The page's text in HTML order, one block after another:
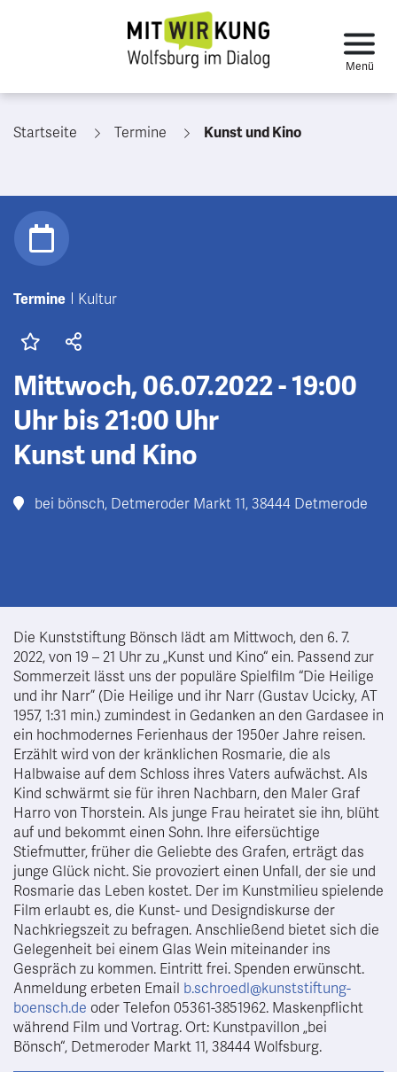
Startseite Termine Kunst und Kino
Termine Kultur
Mittwoch, 06.07.2022 - 19:00
Uhr bis 21:00 Uhr
Kunst und Kino
bei bönsch, Detmeroder Markt 11, 38444 Detmerode
Die Kunststiftung Bönsch lädt am Mittwoch, den 6. 7.
2022, von 19 – 21 Uhr zu „Kunst und Kino“ ein. Passend zur
Sommerzeit lässt uns der populäre Spielfilm “Die Heilige
und ihr Narr” (Die Heilige und ihr Narr (Gustav Ucicky, AT
1957, 1:31 min.) zumindest in Gedanken an den Gardasee in
ein hochmodernes Ferienhaus der 1950er Jahre reisen.
Erzählt wird von der kränklichen Rosmarie, die als
Halbwaise auf dem Schloss ihres Vaters aufwächst. Als
Kind schwärmt sie für ihren Nachbarn, den Maler Graf
Harro von Thorstein. Als junge Frau heiratet sie ihn, blüht
auf und bekommt einen Sohn. Ihre eifersüchtige
Stiefmutter, früher die Geliebte des Grafen, erträgt das
junge Glück nicht. Sie provoziert einen Unfall, der sie und
Rosmarie das Leben kostet. Der im Kunstmilieu spielende
Film erlaubt es, die Kunst- und Designdiskurse der
Nachkriegszeit zu befragen. Anschließend bietet sich die
Gelegenheit bei einem Glas Wein miteinander ins
Gespräch zu kommen. Eintritt frei. Spenden erwünscht.
Anmeldung erbeten Email b.schroedl@kunststiftung-
boensch.de oder Telefon 05361-3851962. Maskenpflicht
während Film und Vortrag. Ort: Kunstpavillon „bei
Bönsch“, Detmeroder Markt 11, 38444 Wolfsburg.